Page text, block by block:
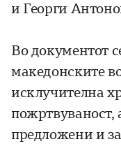
и Георги
Во документот
македонските
исклучителна
пожртвуваност,
предложени и